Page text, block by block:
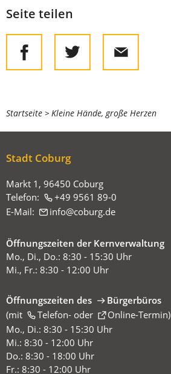
Seite teilen
Sie
befinden
sich
Startseite Kleine Hände, große Herzen
Stadt Coburg
Markt 1, 96450 Coburg
Telefon:
+49 9561 89-0
E-Mail:
info coburg de
Öffnungszeiten der Kernverwaltung
Mo., Di., Do.: 8:30 - 15:30 Uhr
Mi., Fr.: 8:30 - 12:00 Uhr
Öffnungszeiten des
Bürgerbüros
(mit
Telefon-oder Online-Termin
(Öffnet
in
einem
neuen
Tab)
)
Mo., Di.: 8:30 - 15:30 Uhr
Mi.: 8:30 - 12:00 Uhr
Do.: 8:30 - 18:00 Uhr
Fr.: 8:30 - 12:00 Uhr